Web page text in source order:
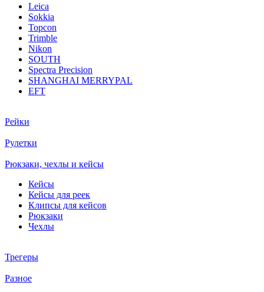
Leica
Sokkia
Topcon
Trimble
Nikon
SOUTH
Spectra Precision
SHANGHAI MERRYPAL
EFT
Рейки
Рулетки
Рюкзаки, чехлы и кейсы
Кейсы
Кейсы для реек
Клипсы для кейсов
Рюкзаки
Чехлы
Трегеры
Разное